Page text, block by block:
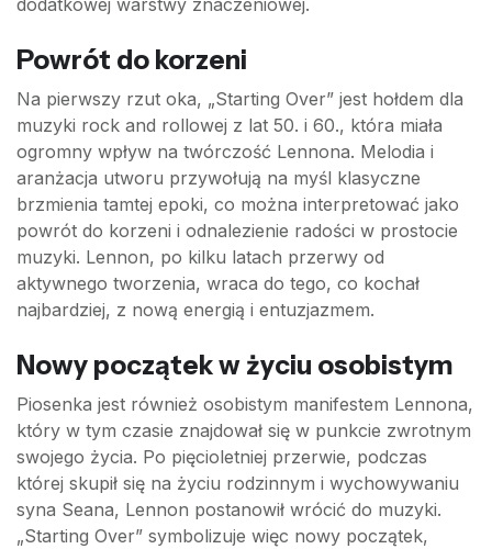
dodatkowej warstwy znaczeniowej.
Powrót do korzeni
Na pierwszy rzut oka, „Starting Over” jest hołdem dla
muzyki rock and rollowej z lat 50. i 60., która miała
ogromny wpływ na twórczość Lennona. Melodia i
aranżacja utworu przywołują na myśl klasyczne
brzmienia tamtej epoki, co można interpretować jako
powrót do korzeni i odnalezienie radości w prostocie
muzyki. Lennon, po kilku latach przerwy od
aktywnego tworzenia, wraca do tego, co kochał
najbardziej, z nową energią i entuzjazmem.
Nowy początek w życiu osobistym
Piosenka jest również osobistym manifestem Lennona,
który w tym czasie znajdował się w punkcie zwrotnym
swojego życia. Po pięcioletniej przerwie, podczas
której skupił się na życiu rodzinnym i wychowywaniu
syna Seana, Lennon postanowił wrócić do muzyki.
„Starting Over” symbolizuje więc nowy początek,